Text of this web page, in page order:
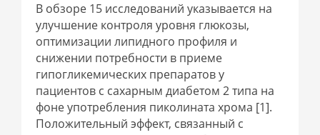
В обзоре 15 исследований указывается на
улучшение контроля уровня глюкозы,
оптимизации липидного профиля и
снижении потребности в приеме
гипогликемических препаратов у
пациентов с сахарным диабетом 2 типа на
фоне употребления пиколината хрома [1].
Положительный эффект, связанный с